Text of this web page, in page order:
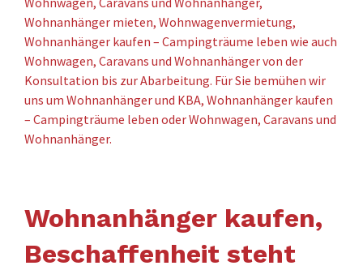
Wohnanhänger mieten, Wohnwagenvermietung,
Wohnanhänger kaufen – Campingträume leben wie auch
Wohnwagen, Caravans und Wohnanhänger von der
Konsultation bis zur Abarbeitung. Für Sie bemühen wir
uns um Wohnanhänger und KBA, Wohnanhänger kaufen
– Campingträume leben oder Wohnwagen, Caravans und
Wohnanhänger.
Wohnanhänger kaufen,
Beschaffenheit steht